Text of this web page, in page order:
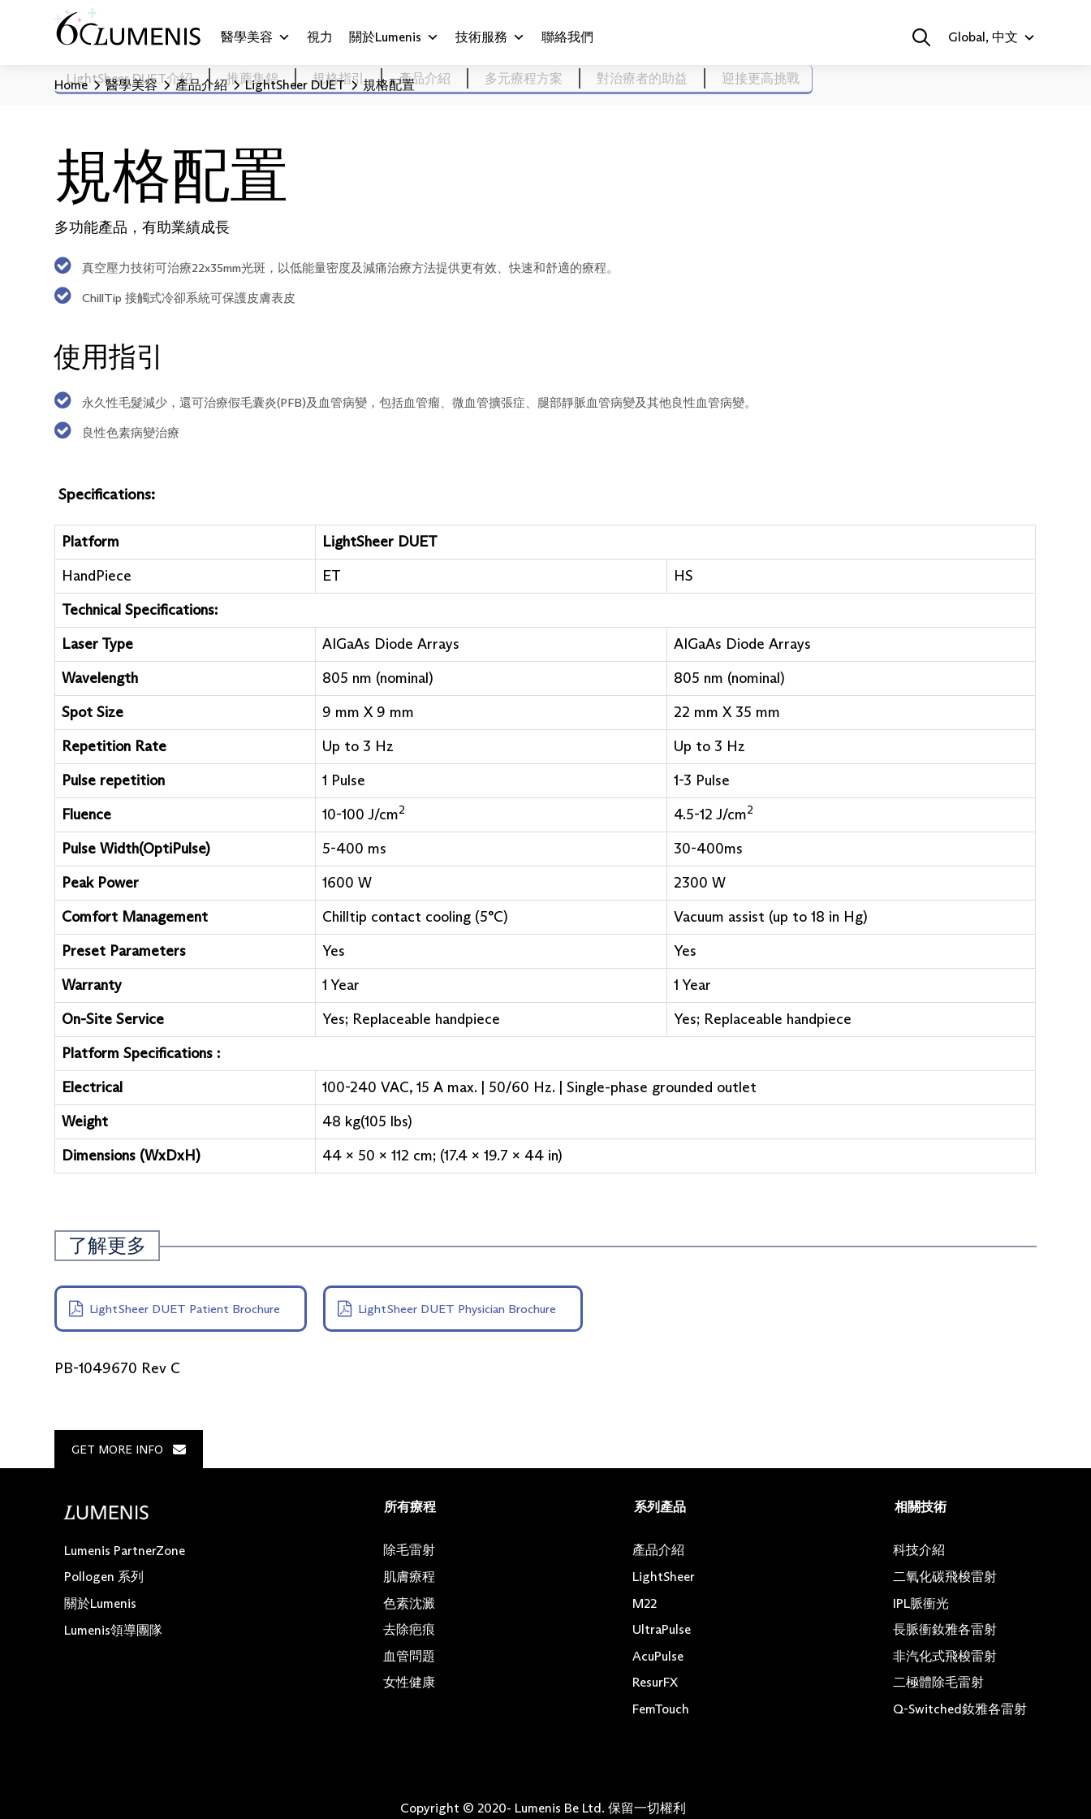
醫學美容 視力 關於Lumenis 技術服務 聯絡我們 Global, 中文
Home 醫學美容 產品介紹 LightSheer DUET 規格配置
LightSheer DUET介紹 推薦集錦 規格指引 產品介紹 多元療程方案 對治療者的助益 迎接更高挑戰
規格配置
多功能產品，有助業績成長
真空壓力技術可治療22x35mm光斑，以低能量密度及減痛治療方法提供更有效、快速和舒適的療程。
ChillTip 接觸式冷卻系統可保護皮膚表皮
使用指引
永久性毛髮減少，還可治療假毛囊炎(PFB)及血管病變，包括血管瘤、微血管擴張症、腿部靜脈血管病變及其他良性血管病變。
良性色素病變治療
Specifications:
Platform
LightSheer DUET
HandPiece
ET
HS
Technical Specifications:
Laser Type
AIGaAs Diode Arrays
AIGaAs Diode Arrays
Wavelength
805 nm (nominal)
805 nm (nominal)
Spot Size
9 mm X 9 mm
22 mm X 35 mm
Repetition Rate
Up to 3 Hz
Up to 3 Hz
Pulse repetition
1 Pulse
1-3 Pulse
Fluence
10-100 J/cm2 4.5-12 J/cm2
Pulse Width(OptiPulse) 5-400 ms
30-400ms
Peak Power
1600 W
2300 W
Comfort Management
Chilltip contact cooling (5°C)
Vacuum assist (up to 18 in Hg)
Preset Parameters
Yes
Yes
Warranty
1 Year
1 Year
On-Site Service
Yes; Replaceable handpiece
Yes; Replaceable handpiece
Platform Specifications :
Electrical
100-240 VAC, 15 A max. | 50/60 Hz. | Single-phase grounded outlet
Weight
48 kg(105 lbs)
Dimensions (WxDxH)
44 x 50 x 112 cm; (17.4 x 19.7 x 44 in)
了解更多
LightSheer DUET Patient Brochure LightSheer DUET Physician Brochure
PB-1049670 Rev C
GET MORE INFO
Lumenis PartnerZone
Pollogen 系列
關於Lumenis
Lumenis領導團隊
所有療程
除毛雷射
肌膚療程
色素沈澱
去除疤痕
血管問題
女性健康
系列產品
產品介紹
LightSheer
M22
UltraPulse
AcuPulse
ResurFX
FemTouch
相關技術
科技介紹
二氧化碳飛梭雷射
IPL脈衝光
長脈衝釹雅各雷射
非汽化式飛梭雷射
二極體除毛雷射
Q-Switched釹雅各雷射
Copyright © 2020- Lumenis Be Ltd. 保留一切權利